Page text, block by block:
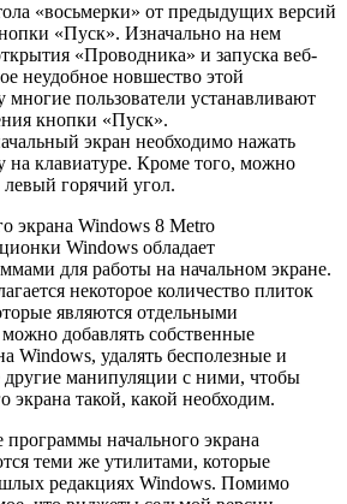
«восьмерки» от предыдущих версий
«Пуск». Изначально на нем
«Проводника» и запуска веб-
неудобное новшество этой
пользователи устанавливают
кнопки «Пуск».
экран необходимо нажать
клавиатуре. Кроме того, можно
горячий угол.
экрана Windows 8 Metro
Windows обладает
для работы на начальном экране.
некоторое количество плиток
являются отдельными
добавлять собственные
Windows, удалять бесполезные и
манипуляции с ними, чтобы
экрана такой, какой необходим.
программы начального экрана
теми же утилитами, которые
редакциях Windows. Помимо